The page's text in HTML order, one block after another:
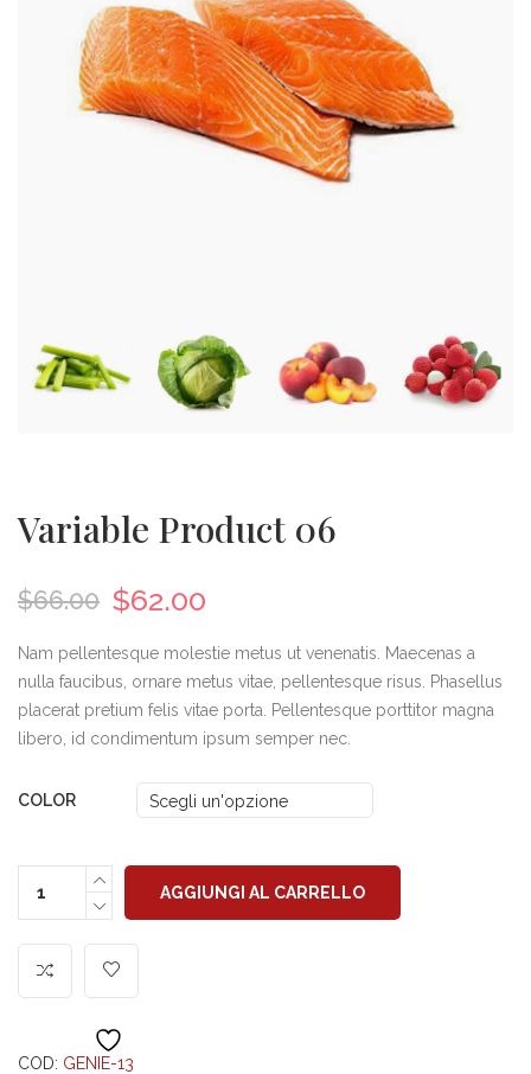
Materia Di GDPR E
Cybersecurity
Variable Product 06
$66.00 $62.00
Nam pellentesque molestie metus ut venenatis. Maecenas a
nulla faucibus, ornare metus vitae, pellentesque risus. Phasellus
placerat pretium felis vitae porta. Pellentesque porttitor magna
libero, id condimentum ipsum semper nec.
COLOR
AGGIUNGI AL CARRELLO
COD: GENIE-13